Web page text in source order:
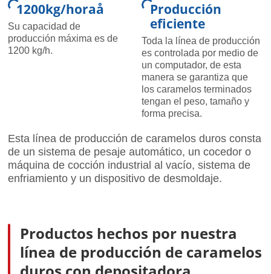
1200kg/horaå
Su capacidad de
producción máxima es de
1200 kg/h.
Producción
eficiente
Toda la línea de producción
es controlada por medio de
un computador, de esta
manera se garantiza que
los caramelos terminados
tengan el peso, tamaño y
forma precisa.
Esta línea de producción de caramelos duros consta
de un sistema de pesaje automático, un cocedor o
máquina de cocción industrial al vacío, sistema de
enfriamiento y un dispositivo de desmoldaje.
Productos hechos por nuestra
línea de producción de caramelos